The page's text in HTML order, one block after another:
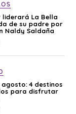
liderará La Bella
de su padre por
Naldy Saldaña
4 destinos
para disfrutar